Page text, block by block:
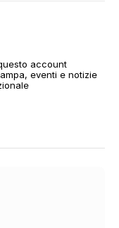
account
eventi e notizie